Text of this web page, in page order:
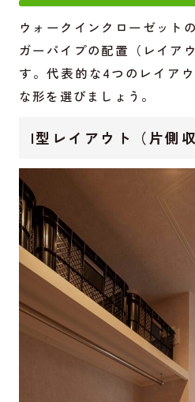
ウォークインクローゼット
ガーパイプの配置（レイア
す。代表的な4つのレイア
な形を選びましょう。
I型レイアウト（片側収